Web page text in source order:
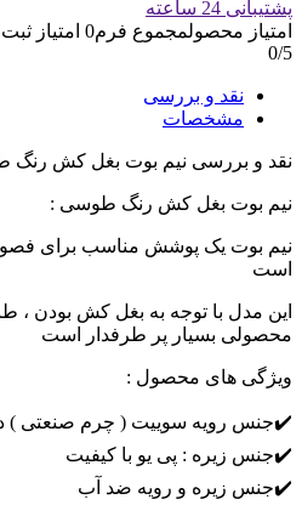
پشتیبانی 24 ساعته
امتیاز محصولمجموع فرم0 امتیاز
0/5
نقد و بررسی
مشخصات
نقد و بررسی نیم بوت بغل کش رنگ
نیم بوت بغل کش رنگ طوسی :
نیم بوت یک پوشش مناسب برای فصول
است
این مدل با توجه به بغل کش بودن ،
محصولی بسیار پر طرفدار است
ویژگی های محصول :
✔️جنس رویه سوییت ( چرم صنعتی )
✔️جنس زیره : پی یو با کیفیت
✔️جنس زیره و رویه ضد آب